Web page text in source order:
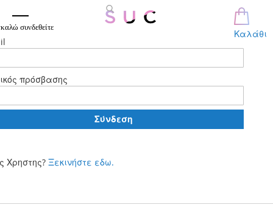
Καλάθι
συνδεθείτε
πρόσβασης
Σύνδεση
Χρηστης? Ξεκινήστε εδω.
περιεχόμενο